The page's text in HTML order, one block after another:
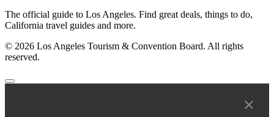
The official guide to Los Angeles. Find great deals, things to do,
California travel guides and more.
© 2026 Los Angeles Tourism & Convention Board. All rights
reserved.